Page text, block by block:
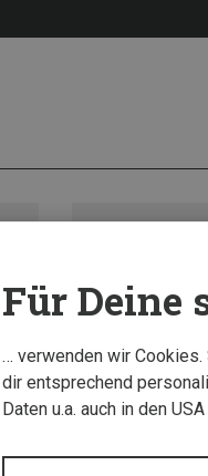
Für Deine
… verwenden wir
dir entsprechend
Daten u.a. auch in den